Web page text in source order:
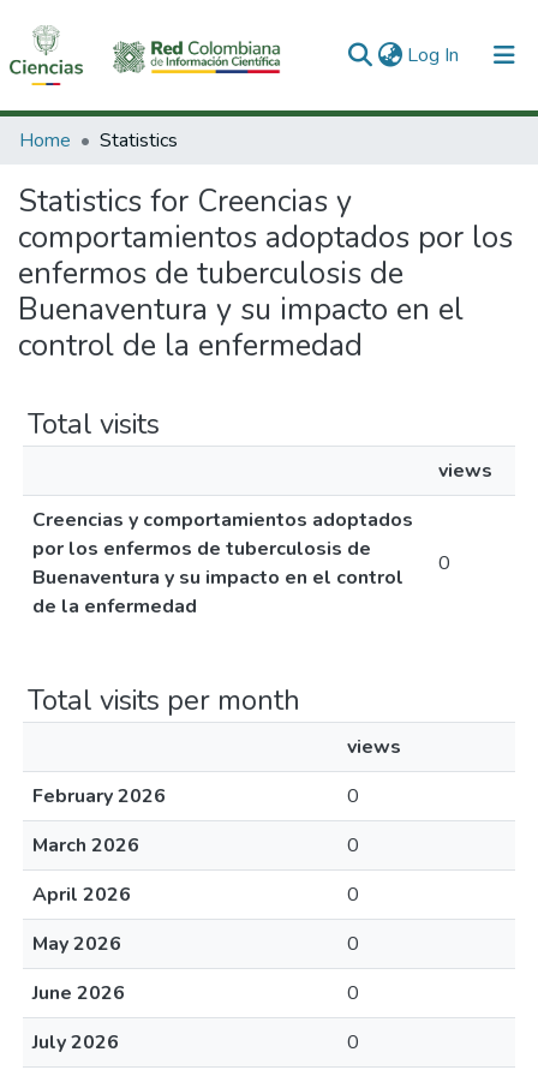
Log In (current)
Communities & Collections
All of DSpace
Home Statistics
Statistics for Creencias y
comportamientos adoptados por los
enfermos de tuberculosis de
Buenaventura y su impacto en el
control de la enfermedad
Total visits
views
Creencias y comportamientos adoptados
por los enfermos de tuberculosis de
Buenaventura y su impacto en el control
de la enfermedad
0
Total visits per month
views
February 2026
0
March 2026
0
April 2026
0
May 2026
0
June 2026
0
July 2026
0